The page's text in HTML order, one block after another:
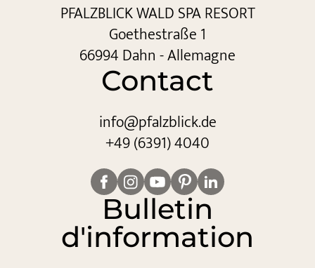
PFALZBLICK WALD SPA RESORT
Goethestraße 1
66994 Dahn - Allemagne
Contact
info@pfalzblick.de
+49 (6391) 4040
Bulletin
d'information